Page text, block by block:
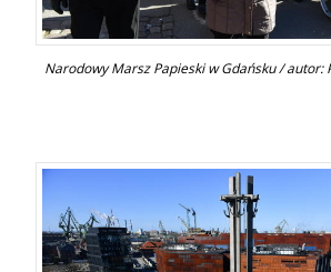
Narodowy Marsz Papieski w Gdańsku / autor: